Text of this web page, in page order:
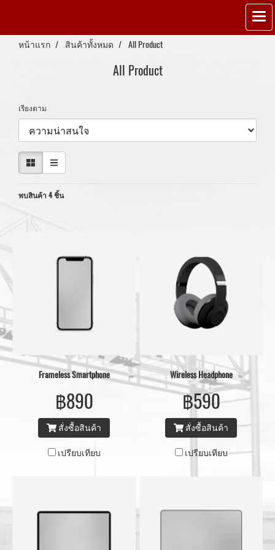
หน้าแรก สินค้าทั้งหมด All Product
All Product
เรียงตาม
พบสินค้า 4 ชิ้น
Frameless Smartphone
฿890
สั่งซื้อสินค้า
เปรียบเทียบ
Wireless Headphone
฿590
สั่งซื้อสินค้า
เปรียบเทียบ